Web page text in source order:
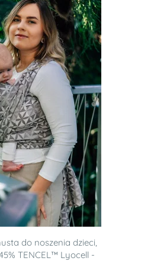
do noszenia dzieci,
TENCEL™ Lyocell -